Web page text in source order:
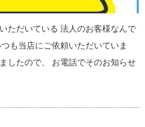
ただいている 法人のお客様なんで
も当店にご依頼いただいていま
したので、 お電話でそのお知らせ